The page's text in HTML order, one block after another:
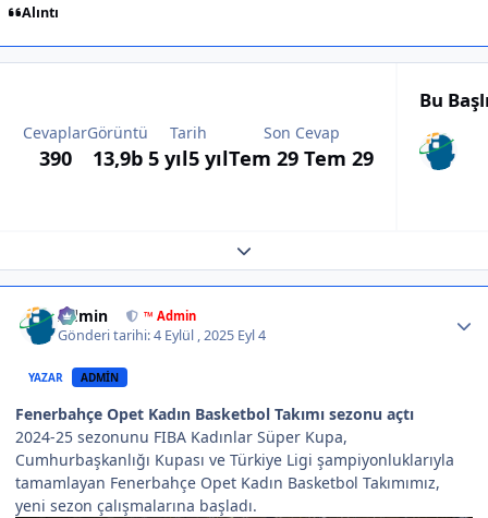
Alıntı
Cevaplar
390
Görüntü
13,9b
Tarih
5 yıl5 yıl
Son Cevap
Tem 29 Tem 29
Bu
Expand topic overview
Admin ™ Admin
Gönderi tarihi:4 Eylül , 2025 Eyl 4
YAZAR ADMIN
Fenerbahçe Opet Kadın Basketbol Takımı sezonu açtı
2024-25 sezonunu FIBA Kadınlar Süper Kupa,
Cumhurbaşkanlığı Kupası ve Türkiye Ligi şampiyonluklarıyla
tamamlayan Fenerbahçe Opet Kadın Basketbol Takımımız,
yeni sezon çalışmalarına başladı.